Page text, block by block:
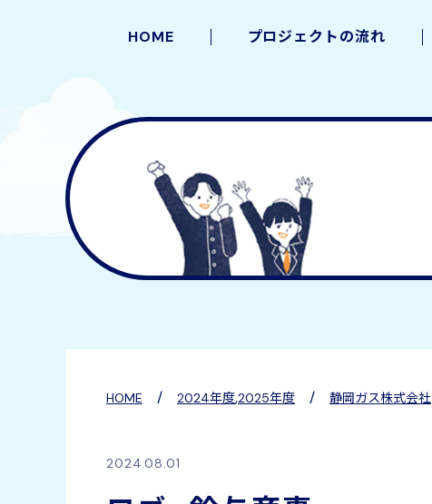
HOME プロジェクトの流れ
HOME / 2024年度,2025年度 / 静岡ガス株式会社
2024.08.01